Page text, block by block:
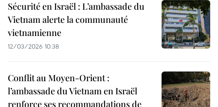
Sécurité en Israël : L’ambassade du
Vietnam alerte la communauté
vietnamienne
12/03/2026 10:38
Conflit au Moyen-Orient :
l’ambassade du Vietnam en Israël
renforce ses recommandations de